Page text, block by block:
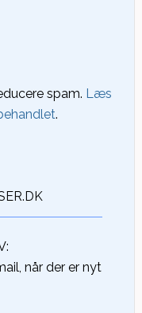
spam. Læs
.
når der er nyt